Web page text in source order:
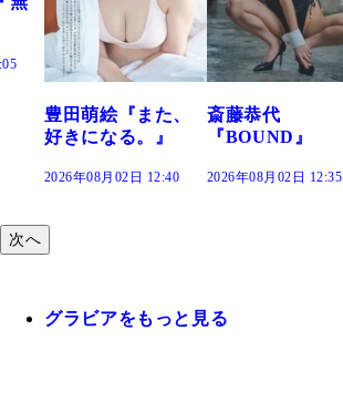
斎藤恭代
『BOUND』
2026年08月02日 12:35
咲田ゆな
『Sunflower』
2026年08月02日 12:30
次へ
グラビアをもっと見る